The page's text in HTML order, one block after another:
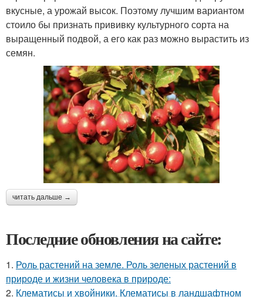
вкусные, а урожай высок. Поэтому лучшим вариантом
стоило бы признать прививку культурного сорта на
выращенный подвой, а его как раз можно вырастить из
семян.
читать дальше →
Последние обновления на сайте:
1. Роль растений на земле. Роль зеленых растений в
природе и жизни человека в природе:
2. Клематисы и хвойники. Клематисы в ландшафтном